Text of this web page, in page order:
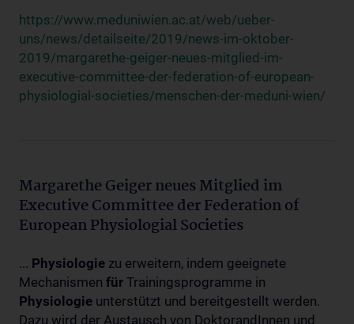
https://www.meduniwien.ac.at/web/ueber-
uns/news/detailseite/2019/news-im-oktober-
2019/margarethe-geiger-neues-mitglied-im-
executive-committee-der-federation-of-european-
physiologial-societies/menschen-der-meduni-wien/
Margarethe Geiger neues Mitglied im
Executive Committee der Federation of
European Physiologial Societies
... Physiologie zu erweitern, indem geeignete
Mechanismen für Trainingsprogramme in
Physiologie unterstützt und bereitgestellt werden.
Dazu wird der Austausch von DoktorandInnen und